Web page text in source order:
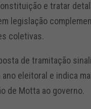
e tratar
legislação
coletivas.
de tramitação
ano eleitoral e indica
de Motta ao governo.